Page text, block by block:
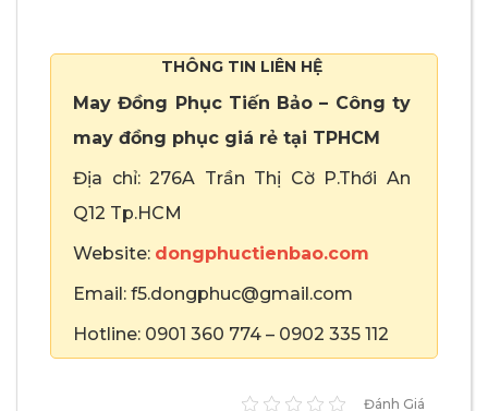
THÔNG TIN LIÊN HỆ
May Đồng Phục Tiến Bảo – Công ty
may đồng phục giá rẻ tại TPHCM
Địa chỉ: 276A Trần Thị Cờ P.Thới An
Q12 Tp.HCM
Website: dongphuctienbao.com
Email: f5.dongphuc@gmail.com
Hotline: 0901 360 774 – 0902 335 112
Đánh Giá